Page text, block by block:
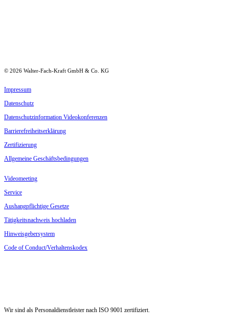
© 2026 Walter-Fach-Kraft GmbH & Co. KG
Impressum
Daten­schutz
Daten­schutz­in­for­mation Videokonferenzen
Barrie­re­frei­heits­er­klärung
Zerti­fi­zierung
Allge­meine Geschäftsbedingungen
Video­meeting
Service
Aushang­pflichtige Gesetze
Tätig­keits­nachweis hochladen
Hinweis­ge­ber­system
Code of Conduct/Verhaltenskodex
Wir sind als Personal­dienst­leister nach ISO 9001 zertifiziert.